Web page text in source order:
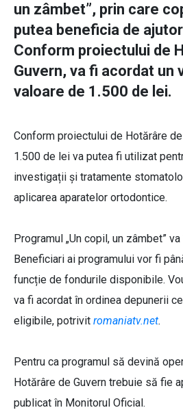
un zâmbet”, prin care
putea beneficia de
Conform proiectului de
Guvern, va fi acordat un
valoare de 1.500 de lei.
Conform proiectului de Hotărâre de
1.500 de lei va putea fi utilizat
investigații și tratamente
aplicarea aparatelor ortodontice.
Programul „Un copil, un zâmbet”
Beneficiari ai programului vor fi
funcție de fondurile disponibile.
va fi acordat în ordinea depunerii
eligibile, potrivit romaniatv.net.
Pentru ca programul să devină
Hotărâre de Guvern trebuie să fie
publicat în Monitorul Oficial.